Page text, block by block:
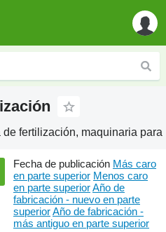
de fertilización, maquinaria
Fecha de publicación Más caro
en parte superior Menos caro
en parte superiorAño de
fabricación - nuevo en parte
superiorAño de fabricación -
más antiguo en parte superior